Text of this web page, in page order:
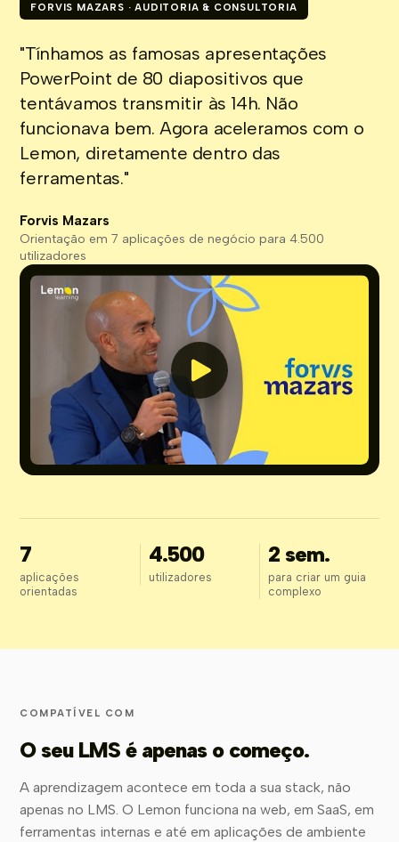
FORVIS MAZARS · AUDITORIA & CONSULTORIA
"Tínhamos as famosas apresentações
PowerPoint de 80 diapositivos que
tentávamos transmitir às 14h. Não
funcionava bem. Agora aceleramos com o
Lemon, diretamente dentro das
ferramentas."
Forvis Mazars
Orientação em 7 aplicações de negócio para 4.500
utilizadores
7
aplicações
orientadas
4.500
utilizadores
2 sem.
para criar um guia
complexo
COMPATÍVEL COM
O seu LMS é apenas o começo.
A aprendizagem acontece em toda a sua stack, não
apenas no LMS. O Lemon funciona na web, em SaaS, em
ferramentas internas e até em aplicações de ambiente